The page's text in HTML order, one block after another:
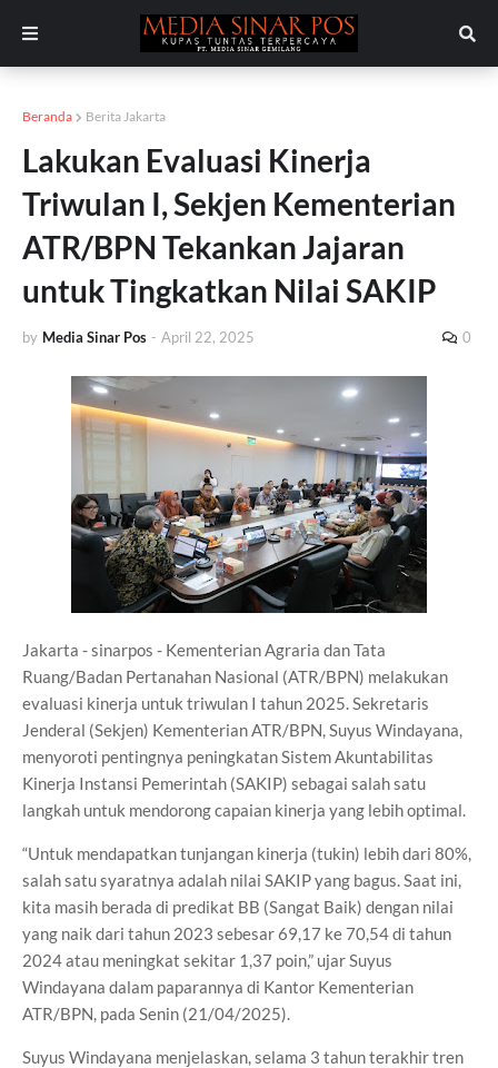
Beranda Berita Jakarta
Lakukan Evaluasi Kinerja
Triwulan I, Sekjen Kementerian
ATR/BPN Tekankan Jajaran
untuk Tingkatkan Nilai SAKIP
by Media Sinar Pos - April 22, 2025 0
Jakarta - sinarpos - Kementerian Agraria dan Tata
Ruang/Badan Pertanahan Nasional (ATR/BPN) melakukan
evaluasi kinerja untuk triwulan I tahun 2025. Sekretaris
Jenderal (Sekjen) Kementerian ATR/BPN, Suyus Windayana,
menyoroti pentingnya peningkatan Sistem Akuntabilitas
Kinerja Instansi Pemerintah (SAKIP) sebagai salah satu
langkah untuk mendorong capaian kinerja yang lebih optimal.
“Untuk mendapatkan tunjangan kinerja (tukin) lebih dari 80%,
salah satu syaratnya adalah nilai SAKIP yang bagus. Saat ini,
kita masih berada di predikat BB (Sangat Baik) dengan nilai
yang naik dari tahun 2023 sebesar 69,17 ke 70,54 di tahun
2024 atau meningkat sekitar 1,37 poin,” ujar Suyus
Windayana dalam paparannya di Kantor Kementerian
ATR/BPN, pada Senin (21/04/2025).
Suyus Windayana menjelaskan, selama 3 tahun terakhir tren